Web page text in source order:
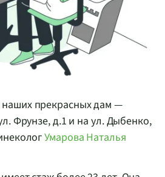
прекрасных дам —
Фрунзе, д.1 и на ул. Дыбенко,
Умарова Наталья